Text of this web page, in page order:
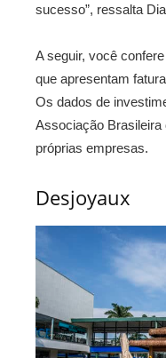
sucesso”, ressalta
A seguir, você
que apresentam
Os dados de
Associação Brasileira
próprias empresas.
Desjoyaux